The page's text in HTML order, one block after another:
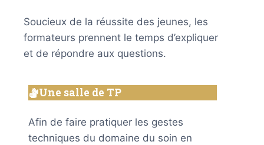
Soucieux de la réussite des jeunes, les
formateurs prennent le temps d’expliquer
et de répondre aux questions.
Une salle de TP
Afin de faire pratiquer les gestes
techniques du domaine du soin en